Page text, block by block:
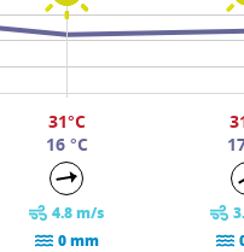
31°C
16 °C
4.8 m/s
0 mm